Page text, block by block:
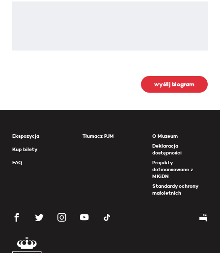
wyślij biogram
Ekspozycja
Kup bilety
FAQ
Tłumacz PJM
O Muzeum
Deklaracja
dostępności
Projekty
dofinansowane z
MKiDN
Standardy ochrony
małoletnich